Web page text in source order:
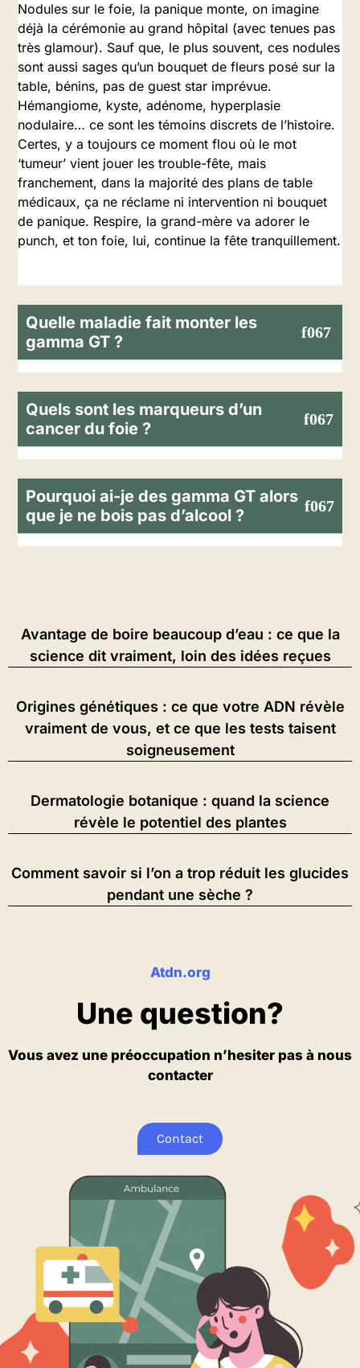
Nodules sur le foie, la panique monte, on imagine
déjà la cérémonie au grand hôpital (avec tenues pas
très glamour). Sauf que, le plus souvent, ces nodules
sont aussi sages qu’un bouquet de fleurs posé sur la
table, bénins, pas de guest star imprévue.
Hémangiome, kyste, adénome, hyperplasie
nodulaire… ce sont les témoins discrets de l’histoire.
Certes, y a toujours ce moment flou où le mot
‘tumeur’ vient jouer les trouble-fête, mais
franchement, dans la majorité des plans de table
médicaux, ça ne réclame ni intervention ni bouquet
de panique. Respire, la grand-mère va adorer le
punch, et ton foie, lui, continue la fête tranquillement.
Quelle maladie fait monter les
gamma GT ?
Quels sont les marqueurs d’un
cancer du foie ?
Pourquoi ai-je des gamma GT alors
que je ne bois pas d’alcool ?
Avantage de boire beaucoup d’eau : ce que la
science dit vraiment, loin des idées reçues
Origines génétiques : ce que votre ADN révèle
vraiment de vous, et ce que les tests taisent
soigneusement
Dermatologie botanique : quand la science
révèle le potentiel des plantes
Comment savoir si l’on a trop réduit les glucides
pendant une sèche ?
Atdn.org
Une question?
Vous avez une préoccupation n’hesiter pas à nous
contacter
Contact